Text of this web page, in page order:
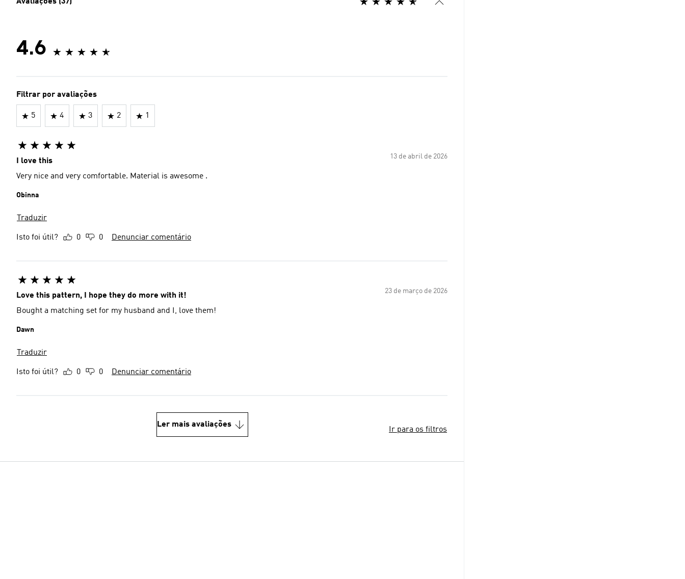
4.6
Filtrar por avaliações
5 4 3 2 1
13 de abril de 2026
I love this
Very nice and very comfortable. Material is awesome .
Obinna
Traduzir
Isto foi útil? 0 0 Denunciar comentário
23 de março de 2026
Love this pattern, I hope they do more with it!
Bought a matching set for my husband and I, love them!
Dawn
Traduzir
Isto foi útil? 0 0 Denunciar comentário
Ler mais avaliações
Ir para os filtros